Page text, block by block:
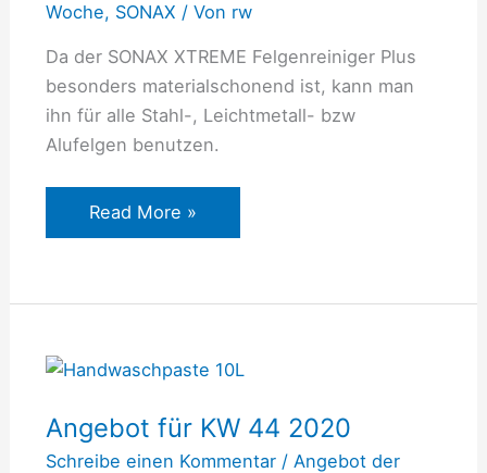
Woche, SONAX / Von rw
Da der SONAX XTREME Felgenreiniger Plus
besonders materialschonend ist, kann man
ihn für alle Stahl-, Leichtmetall- bzw
Alufelgen benutzen.
2020
Read More »
Angebot für KW 44 2020
Schreibe einen Kommentar / Angebot der
Angebot
KW
44